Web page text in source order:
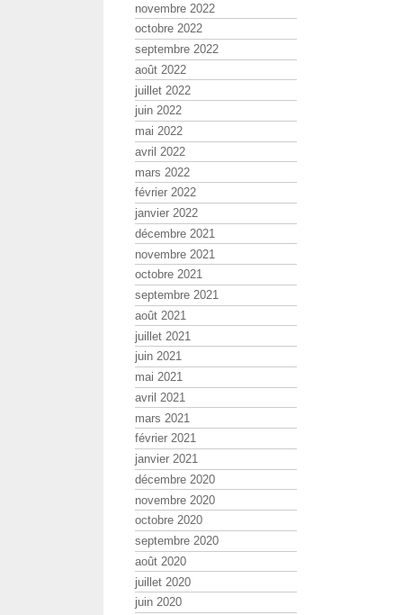
novembre 2022
octobre 2022
septembre 2022
août 2022
juillet 2022
juin 2022
mai 2022
avril 2022
mars 2022
février 2022
janvier 2022
décembre 2021
novembre 2021
octobre 2021
septembre 2021
août 2021
juillet 2021
juin 2021
mai 2021
avril 2021
mars 2021
février 2021
janvier 2021
décembre 2020
novembre 2020
octobre 2020
septembre 2020
août 2020
juillet 2020
juin 2020